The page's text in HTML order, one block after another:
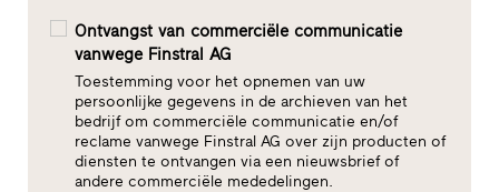
Ontvangst van commerciële communicatie
vanwege Finstral AG
Toestemming voor het opnemen van uw
persoonlijke gegevens in de archieven van het
bedrijf om commerciële communicatie en/of
reclame vanwege Finstral AG over zijn producten of
diensten te ontvangen via een nieuwsbrief of
andere commerciële mededelingen.